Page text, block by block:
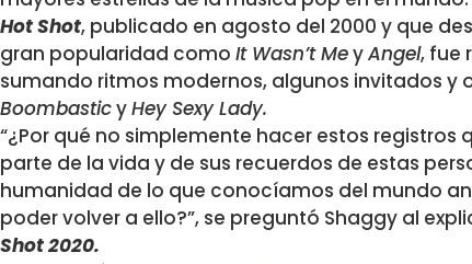
Hot Shot, publicado en agosto del 2000 y que
gran popularidad como It Wasn’t MeyAngel, fue
sumando ritmos modernos, algunos invitados y
BoombasticyHey Sexy Lady.
“¿Por qué no simplemente hacer estos
parte de la vida y de sus recuerdos de estas
humanidad de lo que conocíamos del mundo
poder volver a ello?”, se preguntó Shaggy al
Shot 2020.